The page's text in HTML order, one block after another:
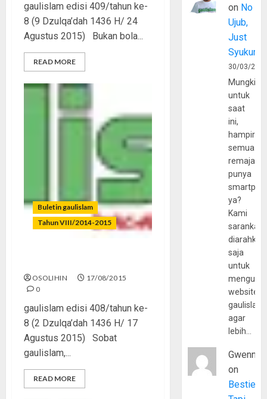
gaulislam edisi 409/tahun ke-
8 (9 Dzulqa’dah 1436 H/ 24
Agustus 2015) Bukan bola...
READ MORE
Buletin gaulislam
Tahun VIII/2014-2015
OSOLIHIN
17/08/2015
0
gaulislam edisi 408/tahun ke-
8 (2 Dzulqa’dah 1436 H/ 17
Agustus 2015) Sobat
gaulislam,...
READ MORE
on No
Ujub,
Just
Syukur
30/03/
Mungkin
untuk
saat
ini,
hampir
semua
remaja
punya
ya?
Kami
sarankan,
diarahkan
saja
untuk
website
agar
lebih…
Gwenny
on
Bestie